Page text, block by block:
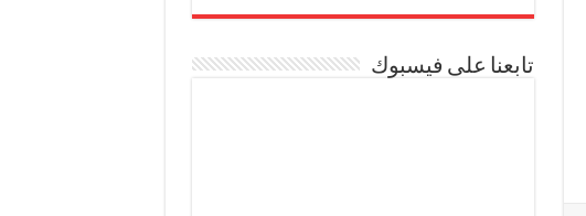
تابعنا على فيسبوك